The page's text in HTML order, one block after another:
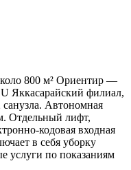
800 м² Ориентир —
Яккасарайский филиал,
Автономная
Отдельный лифт,
кодовая входная
в себя уборку
услуги по показаниям